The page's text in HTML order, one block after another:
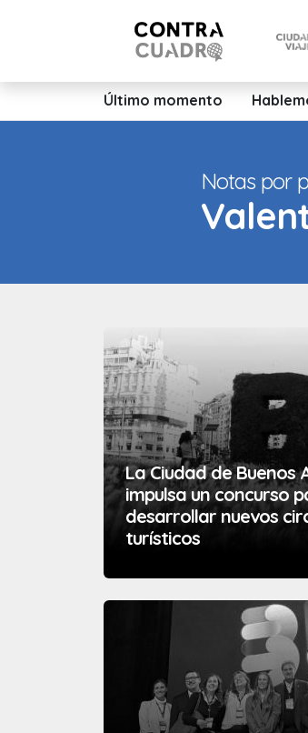
Último momento
Notas por
La Ciudad de Buenos
impulsa un concurso
desarrollar nuevos
turísticos